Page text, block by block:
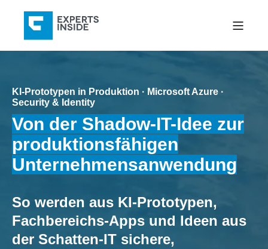
KI-Prototypen in Produktion · Microsoft Azure ·
Security & Identity
Von der Shadow-IT-Idee zur
produktionsfähigen
Unternehmensanwendung
So werden aus KI-Prototypen,
Fachbereichs-Apps und Ideen aus
der Schatten-IT sichere,